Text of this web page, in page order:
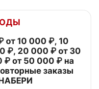
от 10 000 ₽, 10
₽, 20 000 ₽ от 30
от 50 000 ₽ на
заказы